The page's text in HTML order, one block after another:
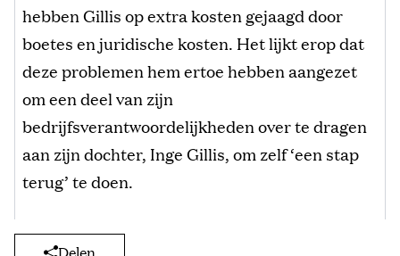
hebben Gillis op extra kosten gejaagd door
boetes en juridische kosten. Het lijkt erop dat
deze problemen hem ertoe hebben aangezet
om een deel van zijn
bedrijfsverantwoordelijkheden over te dragen
aan zijn dochter, Inge Gillis, om zelf ‘een stap
terug’ te doen.
Delen